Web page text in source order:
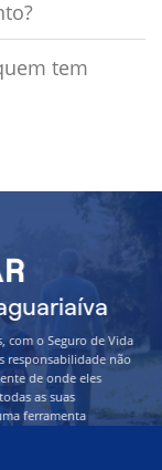
tem
com o Seguro de Vida
responsabilidade não
de onde eles
as suas
ferramenta